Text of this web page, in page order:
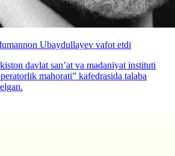
Ubaydullayev vafot etdi
davlat san’at va madaniyat instituti
mahorati” kafedrasida talaba